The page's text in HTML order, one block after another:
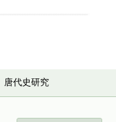
唐代史研究